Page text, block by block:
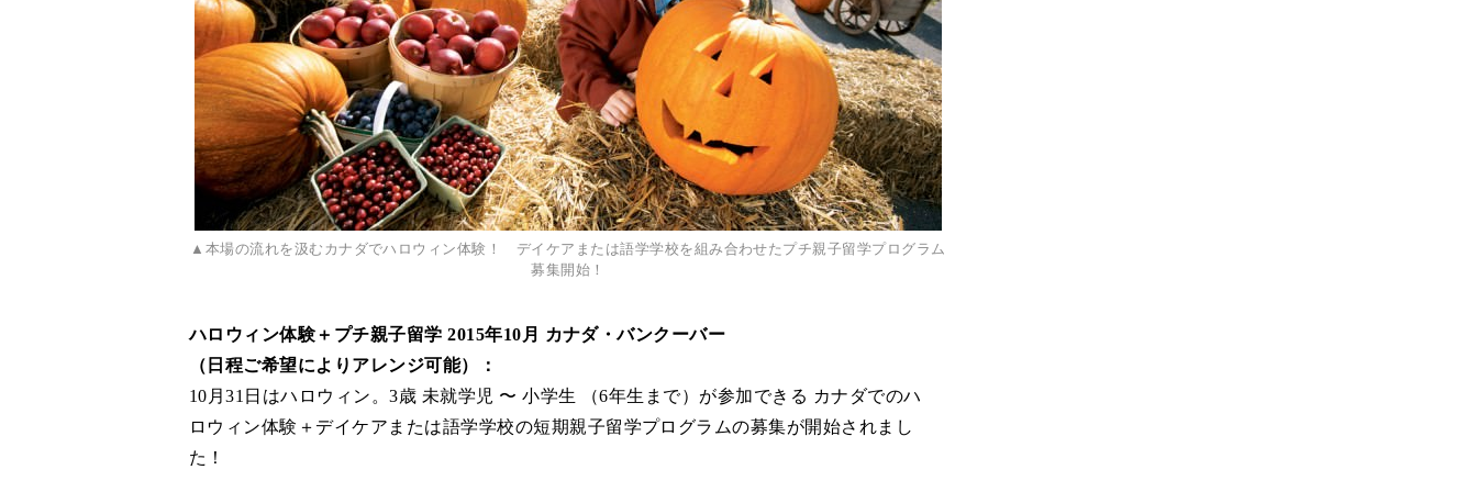
▲本場の流れを汲むカナダでハロウィン体験！ デイケアまたは語学学校を組み合わせたプチ親子留学プログラム
募集開始！
ハロウィン体験＋プチ親子留学 2015年10月 カナダ・バンクーバー
（日程ご希望によりアレンジ可能）：
10月31日はハロウィン。3歳 未就学児 〜 小学生 （6年生まで）が参加できる カナダでのハ
ロウィン体験＋デイケアまたは語学学校の短期親子留学プログラムの募集が開始されまし
た！